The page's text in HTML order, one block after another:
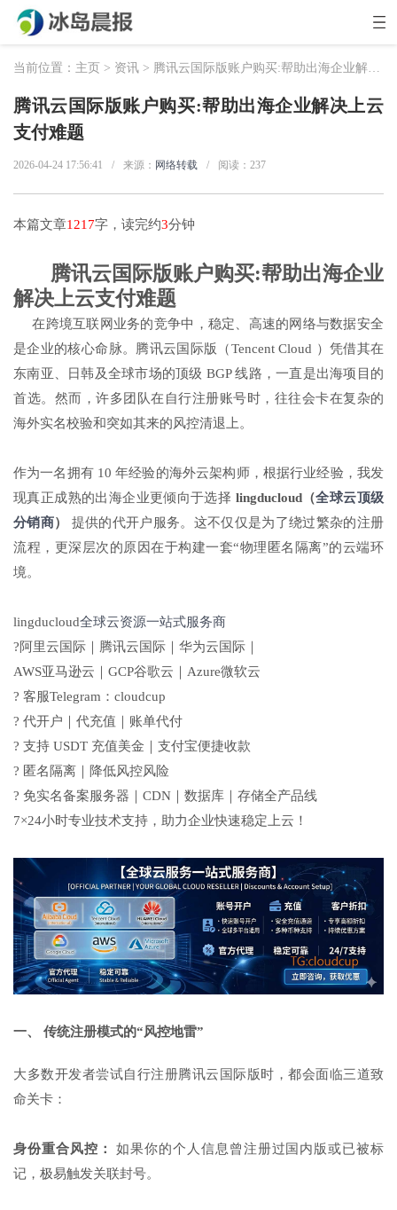
当前位置： 主页 > 资讯 > 腾讯云国际版账户购买:帮助出海企业解决上云支付难题
腾讯云国际版账户购买:帮助出海企业解决上云
支付难题
2026-04-24 17:56:41 / 来源： 网络转载 / 阅读： 237
本篇文章1217字，读完约3分钟
腾讯云国际版账户购买:帮助出海企业
解决上云支付难题
在跨境互联网业务的竞争中，稳定、高速的网络与数据安全
是企业的核心命脉。腾讯云国际版（Tencent Cloud ）凭借其在
东南亚、日韩及全球市场的顶级 BGP 线路，一直是出海项目的
首选。然而，许多团队在自行注册账号时，往往会卡在复杂的
海外实名校验和突如其来的风控清退上。
作为一名拥有 10 年经验的海外云架构师，根据行业经验，我发
现真正成熟的出海企业更倾向于选择 lingducloud（全球云顶级
分销商）
提供的代开户服务。这不仅仅是为了绕过繁杂的注册
流程，更深层次的原因在于构建一套“物理匿名隔离”的云端环
境。
lingducloud全球云资源一站式服务商
?阿里云国际｜腾讯云国际｜华为云国际｜
AWS亚马逊云｜GCP谷歌云｜Azure微软云
? 客服Telegram：cloudcup
? 代开户｜代充值｜账单代付
? 支持 USDT 充值美金｜支付宝便捷收款
? 匿名隔离｜降低风控风险
? 免实名备案服务器｜CDN｜数据库｜存储全产品线
7×24小时专业技术支持，助力企业快速稳定上云！
一、 传统注册模式的“风控地雷”
大多数开发者尝试自行注册腾讯云国际版时，都会面临三道致
命关卡：
身份重合风控：
如果你的个人信息曾注册过国内版或已被标
记，极易触发关联封号。